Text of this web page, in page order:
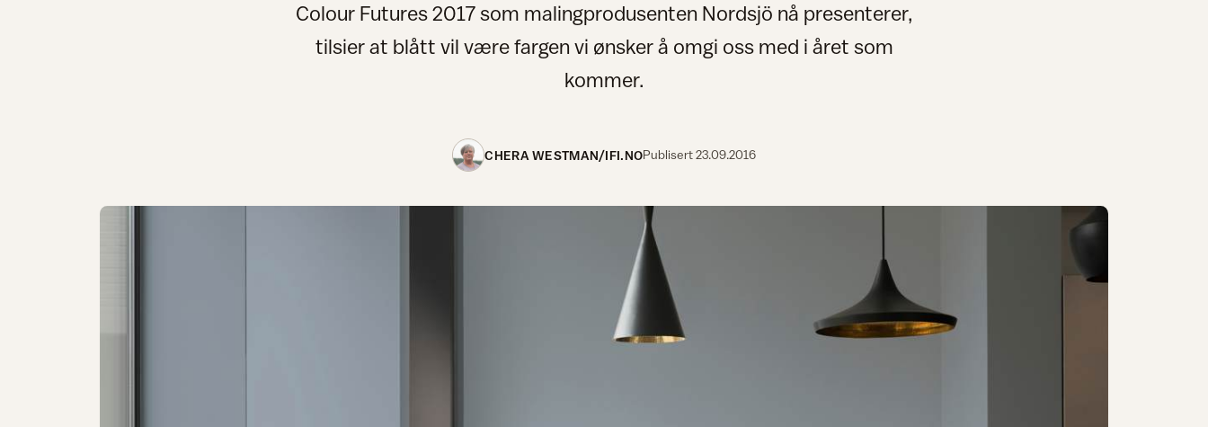
Colour Futures 2017 som malingprodusenten Nordsjö nå presenterer,
tilsier at blått vil være fargen vi ønsker å omgi oss med i året som
kommer.
CHERA WESTMAN/IFI.NOPublisert23.09.2016